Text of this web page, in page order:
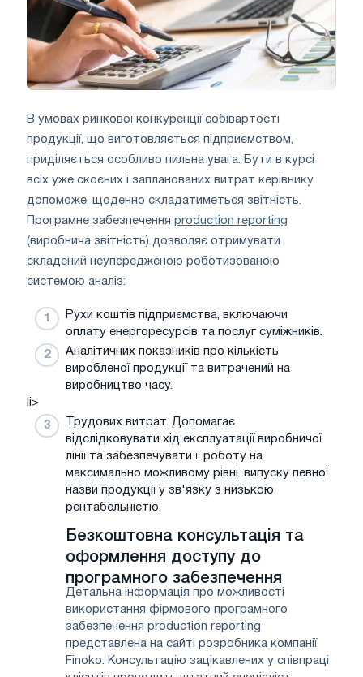
В умовах ринкової конкуренції собівартості
продукції, що виготовляється підприємством,
приділяється особливо пильна увага. Бути в курсі
всіх уже скоєних і запланованих витрат керівнику
допоможе, щоденно складатиметься звітність.
Програмне забезпечення production reporting
(виробнича звітність) дозволяє отримувати
складений неупередженою роботизованою
системою аналіз:
Рухи коштів підприємства, включаючи
оплату енергоресурсів та послуг суміжників.
Аналітичних показників про кількість
виробленої продукції та витрачений на
виробництво часу.
li>
Трудових витрат. Допомагає
відслідковувати хід експлуатації виробничої
лінії та забезпечувати її роботу на
максимально можливому рівні. випуску певної
назви продукції у зв'язку з низькою
рентабельністю.
Безкоштовна консультація та
оформлення доступу до
програмного забезпечення
Детальна інформація про можливості
використання фірмового програмного
забезпечення production reporting
представлена ​​на сайті розробника компанії
Finoko. Консультацію зацікавлених у співпраці